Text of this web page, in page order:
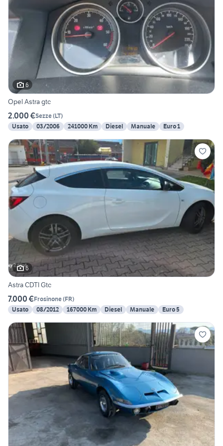
6
Opel Astra gtc
2.000 €Sezze(LT)
Usato
03/2006 241000 Km Diesel Manuale Euro 1
6
Astra CDTI Gtc
7.000 €Frosinone(FR)
Usato
08/2012 167000 Km Diesel Manuale Euro 5